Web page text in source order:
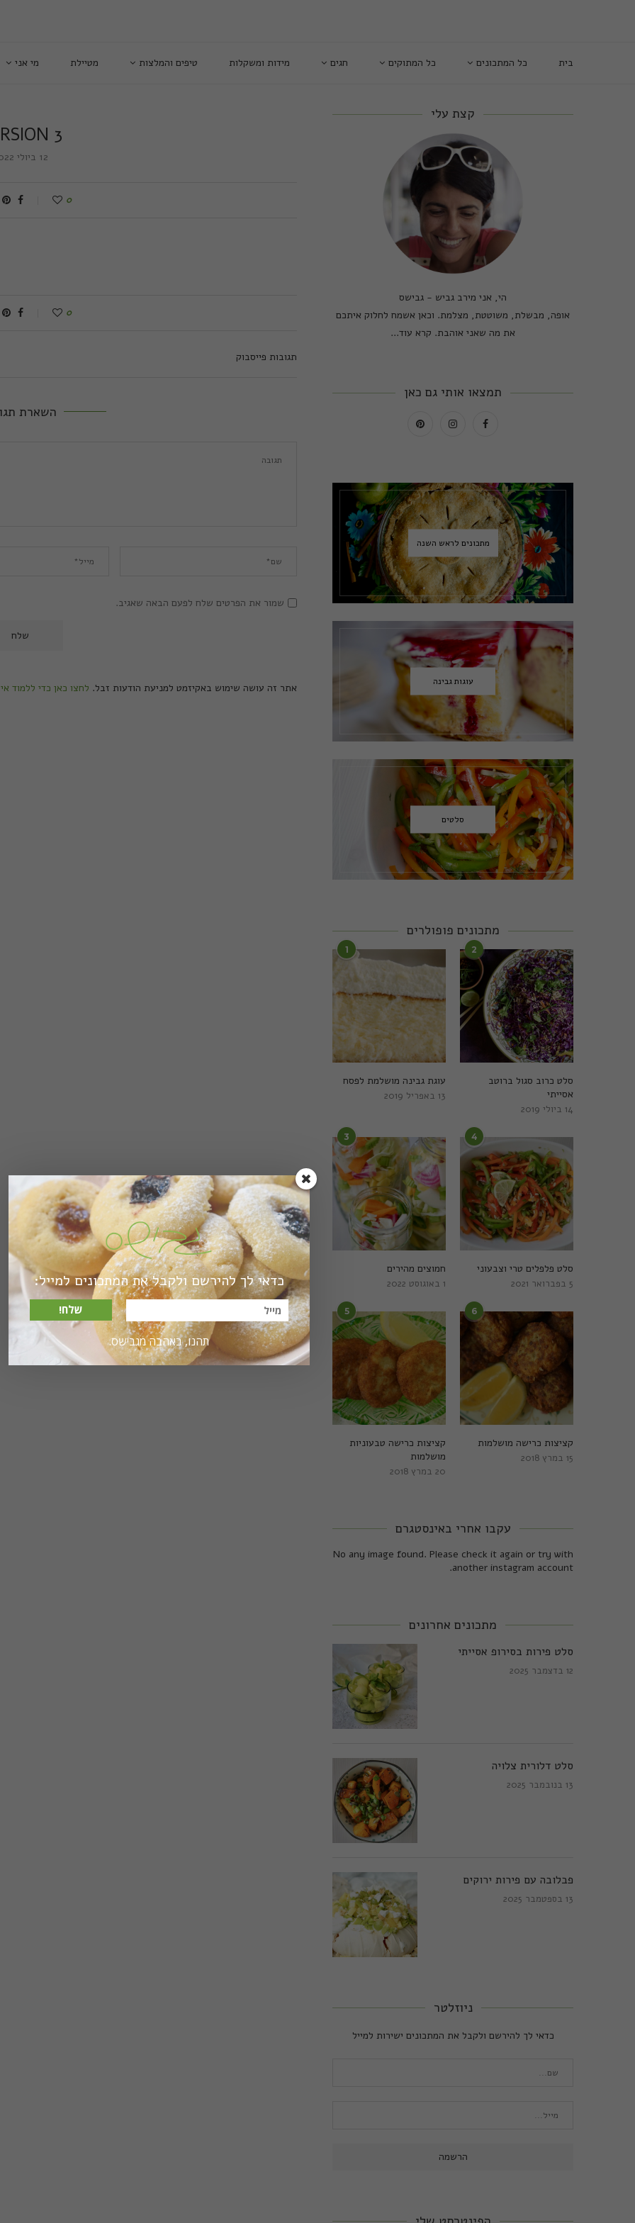
בית כל המתכונים כל המתוקים חגים מידות ומשקלות טיפים והמלצות מטיילת מי אני
3
12 ביולי 2022
0
0
תגובות פייסבוק
השארת
שמור את הפרטים שלח לפעם הבאה שאגיב.
אתר זה עושה שימוש באקיזמט למניעת הודעות זבל. לחצו כאן כדי ללמוד
קצת עלי
הי, אני מירב גביש - גבישס
אופה, מבשלת, משוטטת, מצלמת. וכאן אשמח לחלוק איתכם
את מה שאני אוהבת. קרא עוד...
תמצאו אותי גם כאן
מתכונים לראש השנה
עוגות גבינה
סלטים
מתכונים פופולרים
1
עוגת גבינה מושלמת לפסח
13 באפריל 2019
2
סלט כרוב סגול ברוטב
אסייתי
14 ביולי 2019
3
חמוצים מהירים
1 באוגוסט 2022
4
סלט פלפלים טרי וצבעוני
5 בפברואר 2021
5
קציצות כרישה טבעוניות
מושלמות
20 במרץ 2018
6
קציצות כרישה מושלמות
15 במרץ 2018
עקבו אחרי באינסטגרם
No any image found. Please check it again or try with
another instagram account.
מתכונים אחרונים
סלט פירות בסירופ אסייתי
12 בדצמבר 2025
סלט דלורית צלויה
13 בנובמבר 2025
פבלובה עם פירות ירוקים
13 בספטמבר 2025
ניוזלטר
כדאי לך להירשם ולקבל את המתכונים ישירות למייל
כדאי לך להירשם ולקבל את המתכונים למייל:
שלח!
תהנו, באהבה מגבישס.